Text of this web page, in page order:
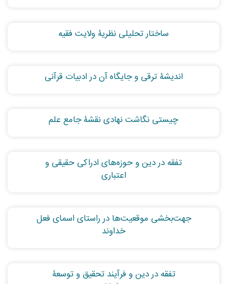
ساختار تحلیلی نظریۀ ولایت فقیه
اندیشۀ ترقی و جایگاه آن در ادبیات قرآنی
چیستی نگاشت نهادی نقشۀ جامع علم
تفقه در دین و حوزه‌های ادراکی حقیقی و
اعتباری
جهت‌بخشی موقعیت‌ها در راستای اسمای فعل
خداوند
تفقه در دین و فرآیند تحقیق و توسعۀ